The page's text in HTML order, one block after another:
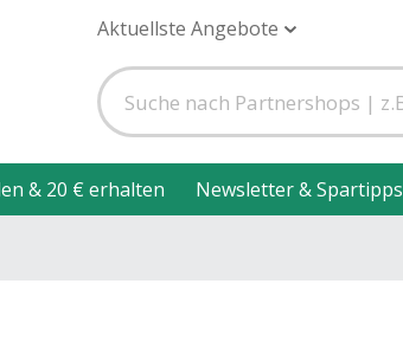
Aktuellste Angebote
& 20 € erhalten Newsletter & Spartipps